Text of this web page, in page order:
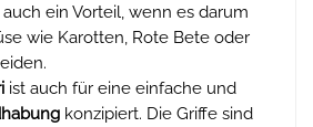
ein Vorteil, wenn es darum
wie Karotten, Rote Bete oder
ist auch für eine einfache und
konzipiert. Die Griffe sind